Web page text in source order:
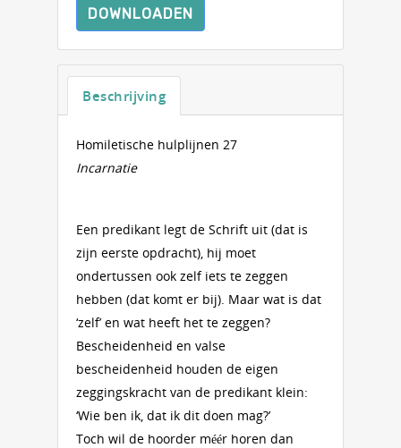
DOWNLOADEN
Beschrijving
Homiletische hulplijnen 27
Incarnatie
Een predikant legt de Schrift uit (dat is
zijn eerste opdracht), hij moet
ondertussen ook zelf iets te zeggen
hebben (dat komt er bij). Maar wat is dat
‘zelf’ en wat heeft het te zeggen?
Bescheidenheid en valse
bescheidenheid houden de eigen
zeggingskracht van de predikant klein:
‘Wie ben ik, dat ik dit doen mag?’
Toch wil de hoorder méér horen dan